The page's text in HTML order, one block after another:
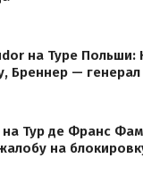
на Туре Польши:
Бреннер — генерал
на Тур де Франс
на